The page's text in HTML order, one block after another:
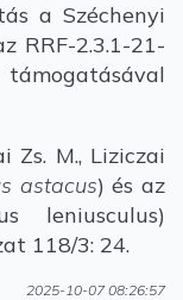
a Széchenyi
RRF-2.3.1-21-
Zs. M., Liziczai
astacus) és az
leniusculus)
118/3: 24.
2025-10-07 08:26:57